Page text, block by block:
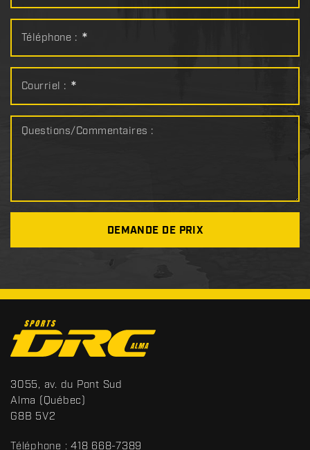
Téléphone : *
Courriel : *
Questions/Commentaires :
DEMANDE DE PRIX
o
n
t
a
c
S
p
o
t
3055, av. du Pont Sud
Alma (Québec)
G8B 5V2
Téléphone : 418 668-7389